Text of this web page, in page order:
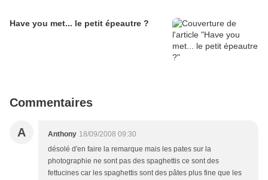
Have you met... le petit épeautre ?
Commentaires
A Anthony 18/09/2008 09:30
désolé d'en faire la remarque mais les pates sur la
photographie ne sont pas des spaghettis ce sont des
fettucines car les spaghettis sont des pâtes plus fine que les